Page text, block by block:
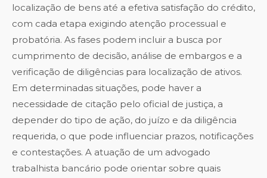
localização de bens até a efetiva satisfação do crédito,
com cada etapa exigindo atenção processual e
probatória. As fases podem incluir a busca por
cumprimento de decisão, análise de embargos e a
verificação de diligências para localização de ativos.
Em determinadas situações, pode haver a
necessidade de citação pelo oficial de justiça, a
depender do tipo de ação, do juízo e da diligência
requerida, o que pode influenciar prazos, notificações
e contestações. A atuação de um advogado
trabalhista bancário pode orientar sobre quais